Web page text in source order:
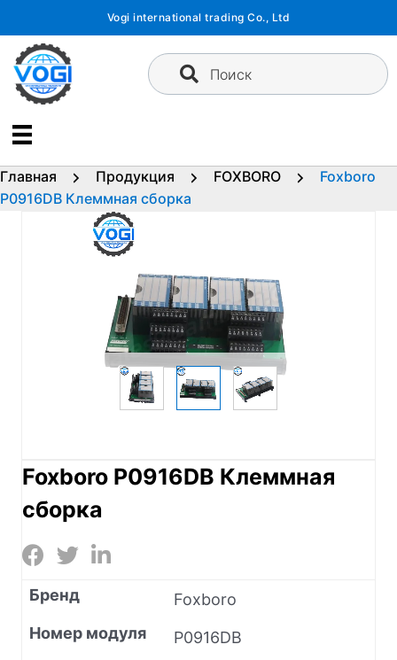
содержимому
Vogi international trading Co., Ltd
Поиск
Главная Продукция FOXBORO
Foxboro
P0916DB Клеммная сборка
Foxboro P0916DB Клеммная
сборка
Бренд
Foxboro
Номер модуля
P0916DB